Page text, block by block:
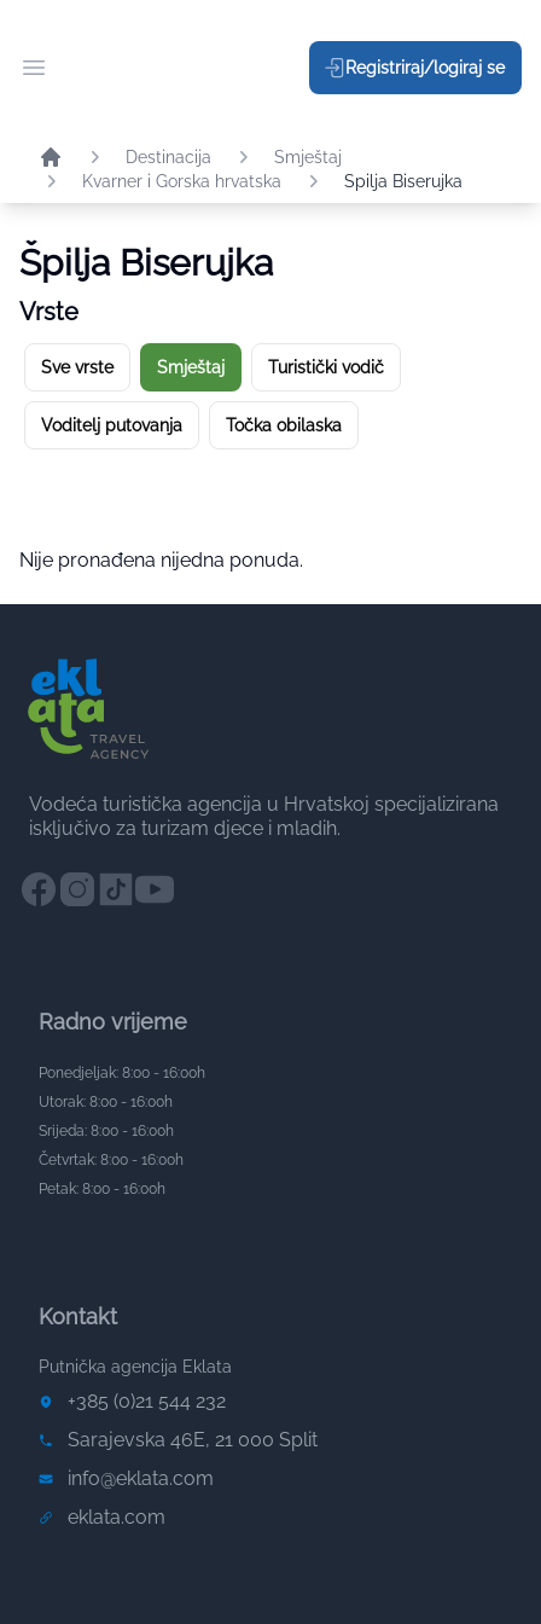
Otvori glavni meni
Registriraj/logiraj se
Destinacija
Smještaj
Kvarner i Gorska hrvatska
Spilja Biserujka
Špilja Biserujka
Vrste
Sve vrste Smještaj Turistički vodič
Voditelj putovanja Točka obilaska
Nije pronađena nijedna ponuda.
Vodeća turistička agencija u Hrvatskoj specijalizirana
isključivo za turizam djece i mladih.
Radno vrijeme
Ponedjeljak: 8:00 - 16:00h
Utorak: 8:00 - 16:00h
Srijeda: 8:00 - 16:00h
Četvrtak: 8:00 - 16:00h
Petak: 8:00 - 16:00h
Kontakt
Putnička agencija Eklata
+385 (0)21 544 232
Sarajevska 46E, 21 000 Split
info@eklata.com
eklata.com